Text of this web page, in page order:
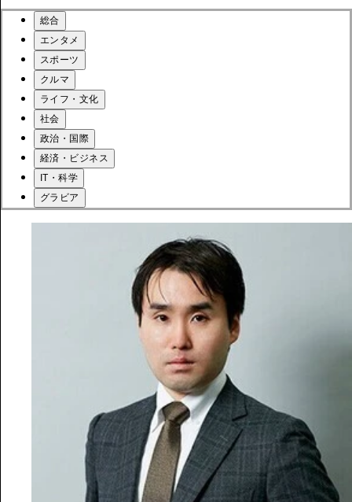
総合
エンタメ
スポーツ
クルマ
ライフ・文化
社会
政治・国際
経済・ビジネス
IT・科学
グラビア